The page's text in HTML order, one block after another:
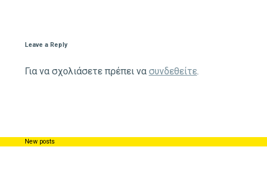
Leave a Reply
Για να σχολιάσετε πρέπει να συνδεθείτε.
New posts